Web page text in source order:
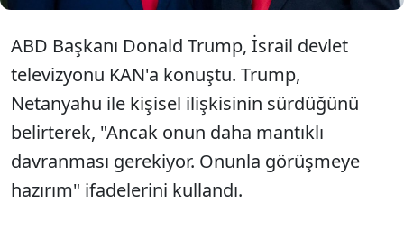
ABD Başkanı Donald Trump, İsrail devlet
televizyonu KAN'a konuştu. Trump,
Netanyahu ile kişisel ilişkisinin sürdüğünü
belirterek, "Ancak onun daha mantıklı
davranması gerekiyor. Onunla görüşmeye
hazırım" ifadelerini kullandı.